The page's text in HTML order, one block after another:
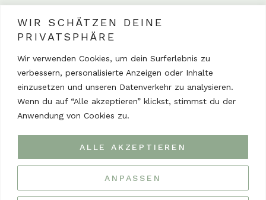
WIR SCHÄTZEN DEINE
PRIVATSPHÄRE
Wir verwenden Cookies, um dein Surferlebnis zu
verbessern, personalisierte Anzeigen oder Inhalte
einzusetzen und unseren Datenverkehr zu analysieren.
Wenn du auf “Alle akzeptieren” klickst, stimmst du der
Anwendung von Cookies zu.
ANPASSEN
ALLE AKZEPTIEREN
INSTAGRAM